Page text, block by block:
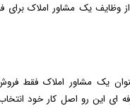
وظایف یک مشاور املاک برای
یک مشاور املاک فقط
ای این رو اصل کار خود